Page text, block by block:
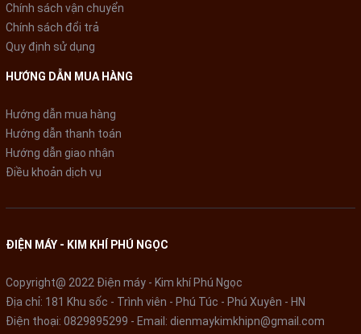
2 cách rót nước thuận tiện
Bạn có thể nhấn nút để lấy nước, hoặc ấn nút bơm tay nếu
bình không được cắm điện. Cả 2 nút này đều được thiết kế
trên nắp bình, vô cùng thuận tiện.
Chính sách vận chuyển
Chính sách đổi trả
Quy định sử dụng
HƯỚNG DẪN MUA HÀNG
Hướng dẫn mua hàng
Hướng dẫn thanh toán
Hướng dẫn giao nhận
Điều khoản dịch vụ
ĐIỆN MÁY - KIM KHÍ PHÚ NGỌC
Copyright@ 2022 Điện máy - Kim khí Phú Ngọc
Địa chỉ: 181 Khu sốc - Trình viên - Phú Túc - Phú Xuyên - HN
Điện thoại: 0829895299 - Email: dienmaykimkhipn@gmail.com